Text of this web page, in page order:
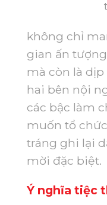
không chỉ
gian ấn
mà còn là
hai bên nội
các bậc làm
muốn tổ
tráng ghi lại
mời đặc biệt.
Ý nghĩa tiệc